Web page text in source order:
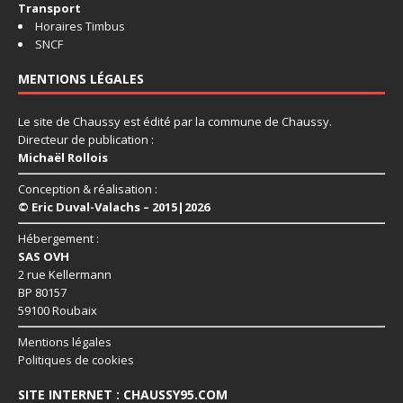
Transport
Horaires Timbus
SNCF
MENTIONS LÉGALES
Le site de Chaussy est édité par la commune de Chaussy.
Directeur de publication :
Michaël Rollois
Conception & réalisation :
© Eric Duval-Valachs – 2015|2026
Hébergement :
SAS OVH
2 rue Kellermann
BP 80157
59100 Roubaix
Mentions légales
Politiques de cookies
SITE INTERNET : CHAUSSY95.COM